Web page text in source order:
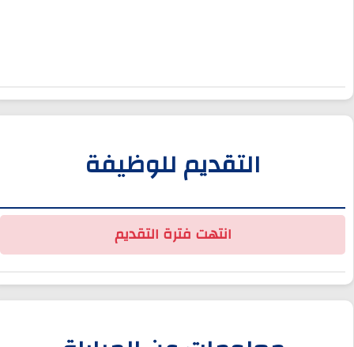
التقديم للوظيفة
انتهت فترة التقديم